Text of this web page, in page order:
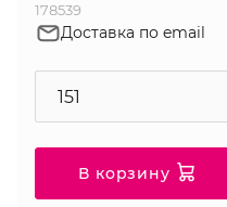
178539
Доставка по email
В корзину